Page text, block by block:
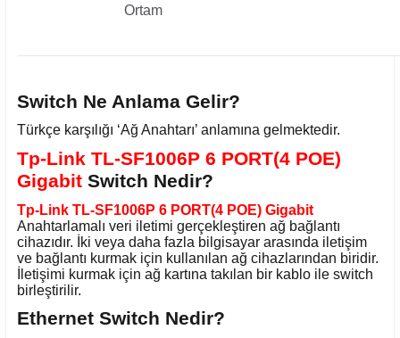
Ortam
Switch Ne Anlama Gelir?
Türkçe karşılığı ‘Ağ Anahtarı’ anlamına gelmektedir.
Tp-Link TL-SF1006P 6 PORT(4 POE)
Gigabit Switch Nedir?
Tp-Link TL-SF1006P 6 PORT(4 POE) Gigabit
Anahtarlamalı veri iletimi gerçekleştiren ağ bağlantı
cihazıdır. İki veya daha fazla bilgisayar arasında iletişim
ve bağlantı kurmak için kullanılan ağ cihazlarından biridir.
İletişimi kurmak için ağ kartına takılan bir kablo ile switch
birleştirilir.
Ethernet Switch Nedir?